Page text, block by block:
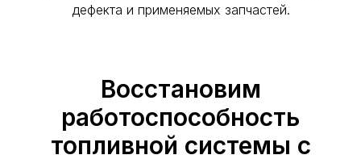
дефекта и применяемых запчастей.
Восстановим
работоспособность
топливной системы с